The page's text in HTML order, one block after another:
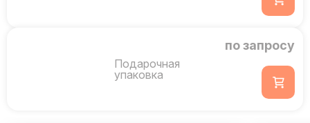
Подарочная
упаковка
по запросу